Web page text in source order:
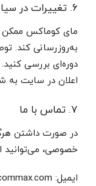
۶. تغییرات در سیاست حریم خصوصی
مای کوماکس ممکن
به‌روزرسانی کند.
دوره‌ای بررسی
اعلان در سایت به
۷. تماس با ما
در صورت داشتن
خصوصی، می‌توانید
ایمیل: info [at] mycommax.com